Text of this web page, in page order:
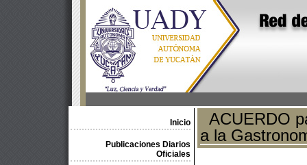
Inicio
Publicaciones Diarios
Oficiales
ACUERDO
a la